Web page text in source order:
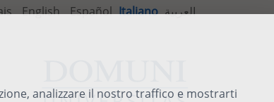
analizzare il nostro traffico e mostrarti
English Español Italiano العربية